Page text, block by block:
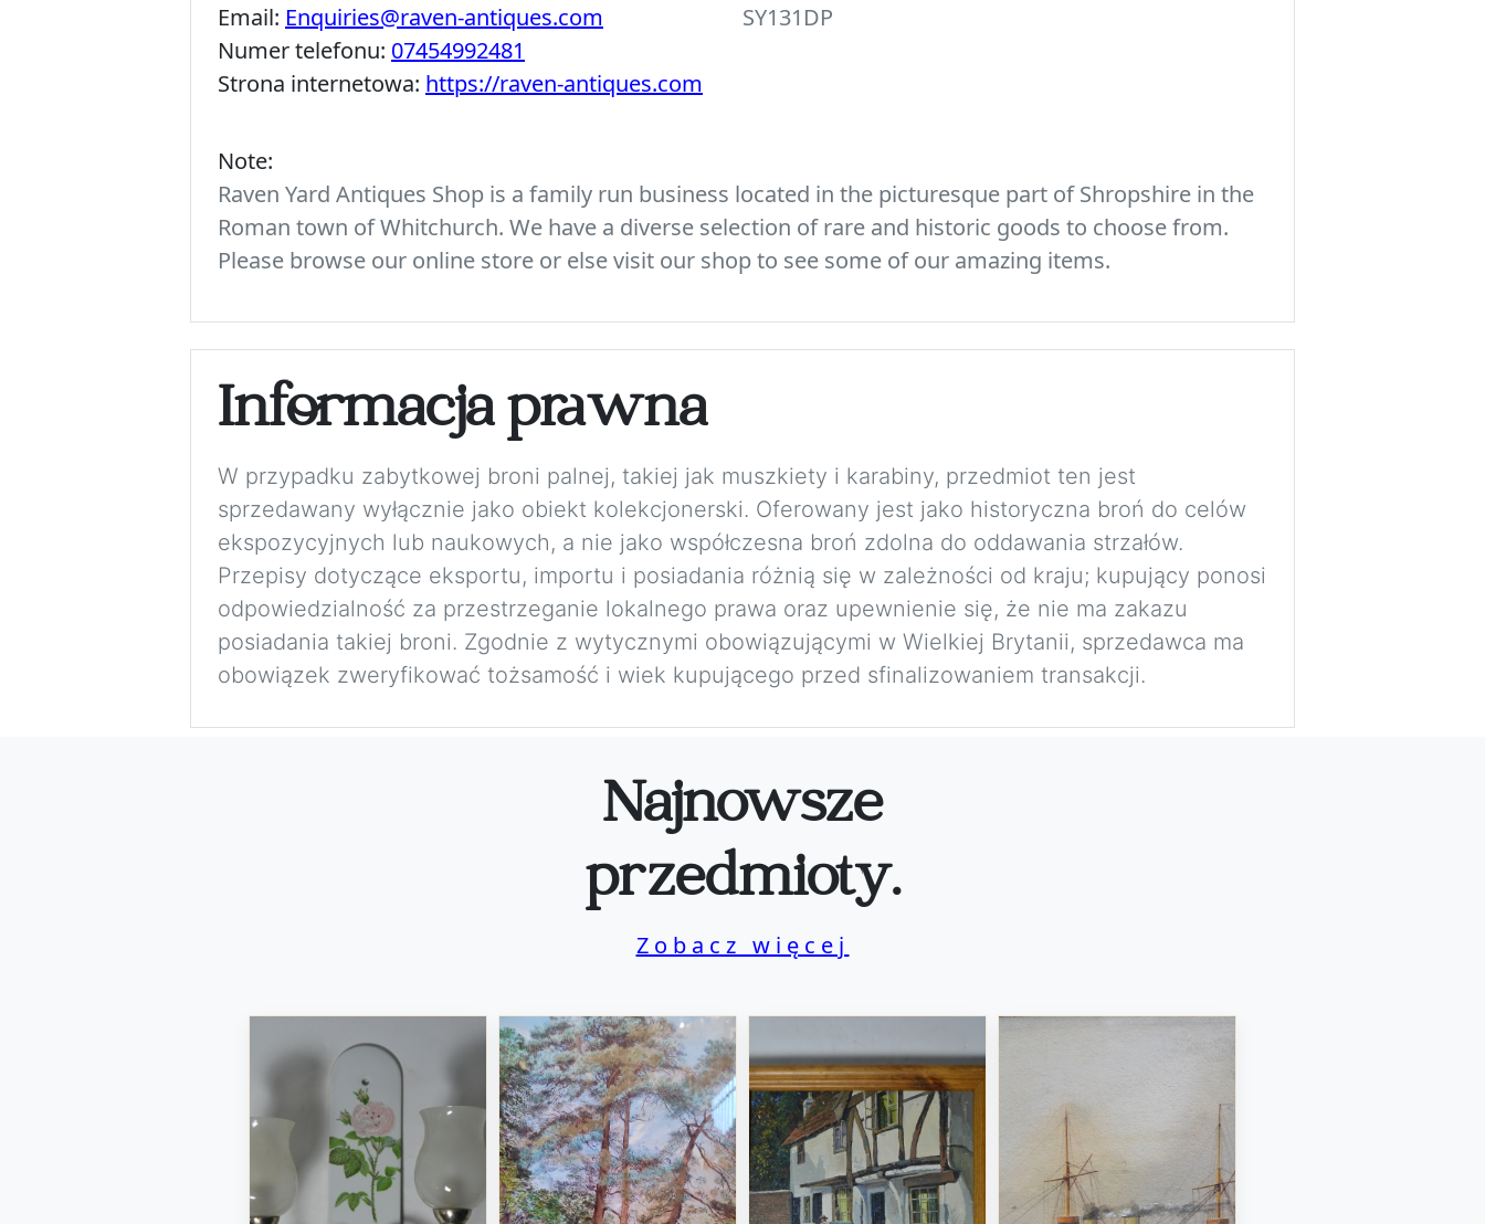
Email: Enquiries@raven-antiques.com
Numer telefonu: 07454992481
Strona internetowa: https://raven-antiques.com
SY131DP
Note:
Raven Yard Antiques Shop is a family run business located in the picturesque part of Shropshire in the
Roman town of Whitchurch. We have a diverse selection of rare and historic goods to choose from.
Please browse our online store or else visit our shop to see some of our amazing items.
Informacja prawna
W przypadku zabytkowej broni palnej, takiej jak muszkiety i karabiny, przedmiot ten jest
sprzedawany wyłącznie jako obiekt kolekcjonerski. Oferowany jest jako historyczna broń do celów
ekspozycyjnych lub naukowych, a nie jako współczesna broń zdolna do oddawania strzałów.
Przepisy dotyczące eksportu, importu i posiadania różnią się w zależności od kraju; kupujący ponosi
odpowiedzialność za przestrzeganie lokalnego prawa oraz upewnienie się, że nie ma zakazu
posiadania takiej broni. Zgodnie z wytycznymi obowiązującymi w Wielkiej Brytanii, sprzedawca ma
obowiązek zweryfikować tożsamość i wiek kupującego przed sfinalizowaniem transakcji.
Najnowsze
przedmioty.
Zobacz więcej